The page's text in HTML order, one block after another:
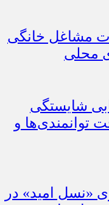
مشاغل خانگی
محلی
شایستگی
توانمندی‌ها و
«نسل امید» در